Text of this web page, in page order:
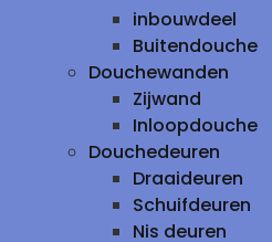
inbouwdeel
Buitendouche
Douchewanden
Zijwand
Inloopdouche
Douchedeuren
Draaideuren
Schuifdeuren
Nis deuren